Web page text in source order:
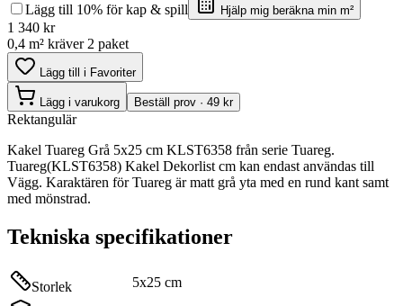
Lägg till 10% för kap & spill
Hjälp mig beräkna min m²
1 340 kr
0,4 m² kräver 2 paket
Lägg till i Favoriter
Lägg i varukorg Beställ prov · 49 kr
Rektangulär
Kakel Tuareg Grå 5x25 cm KLST6358 från serie Tuareg.
Tuareg(KLST6358) Kakel Dekorlist cm kan endast användas till
Vägg. Karaktären för Tuareg är matt grå yta med en rund kant samt
med mönstrad.
Tekniska specifikationer
Storlek 5x25 cm